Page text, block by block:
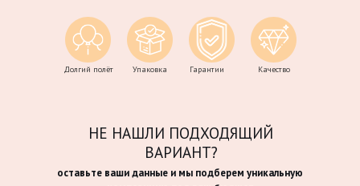
Долгий полёт Упаковка Гарантии Качество
оставьте ваши данные и мы подберем уникальную
НЕ НАШЛИ ПОДХОДЯЩИЙ
ВАРИАНТ?